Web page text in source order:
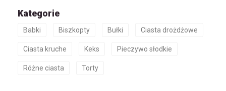
Kategorie
Babki Biszkopty Bułki Ciasta drożdżowe
Ciasta kruche Keks Pieczywo słodkie
Różne ciasta Torty